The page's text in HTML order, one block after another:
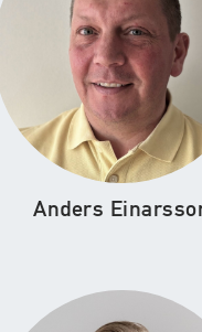
Anders